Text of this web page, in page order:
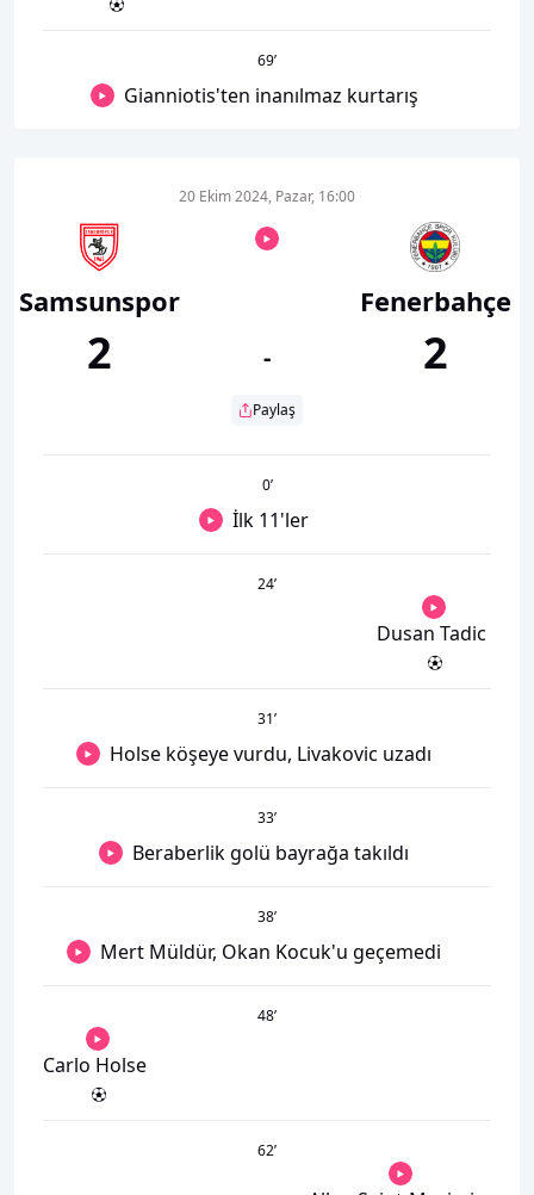
69’
Gianniotis'ten inanılmaz kurtarış
Samsunspor
2
20 Ekim 2024, Pazar, 16:00
-
Paylaş
Fenerbahçe
2
0’
İlk 11'ler
24’
Dusan Tadic
31’
Holse köşeye vurdu, Livakovic uzadı
33’
Beraberlik golü bayrağa takıldı
38’
Mert Müldür, Okan Kocuk'u geçemedi
48’
Carlo Holse
62’